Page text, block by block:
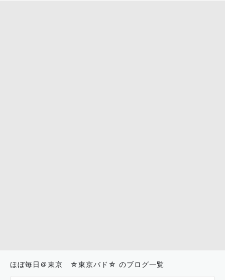
ほぼ毎日＠東京 ☆東京バド☆ のブログ一覧